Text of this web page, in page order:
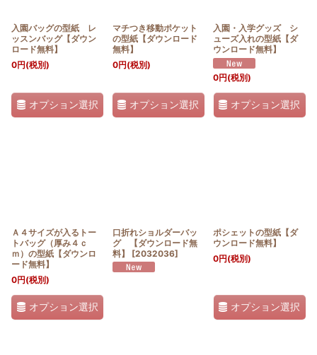
入園バッグの型紙 レ
ッスンバッグ【ダウン
ロード無料】
0円(税別)
オプション選択
マチつき移動ポケット
の型紙【ダウンロード
無料】
0円(税別)
オプション選択
入園・入学グッズ シ
ューズ入れの型紙【ダ
ウンロード無料】
0円(税別)
オプション選択
Ａ４サイズが入るトー
トバッグ（厚み４ｃ
ｍ）の型紙【ダウンロ
ード無料】
0円(税別)
オプション選択
口折れショルダーバッ
グ 【ダウンロード無
料】
[2032036]
ポシェットの型紙【ダ
ウンロード無料】
0円(税別)
オプション選択